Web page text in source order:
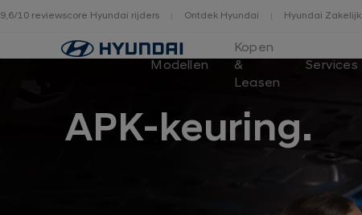
9,6/10 reviewscore Hyundai rijders Ontdek Hyundai Hyundai Zakelijk
Home
Modellen
Kopen
&
Leasen
Services
APK-keuring.